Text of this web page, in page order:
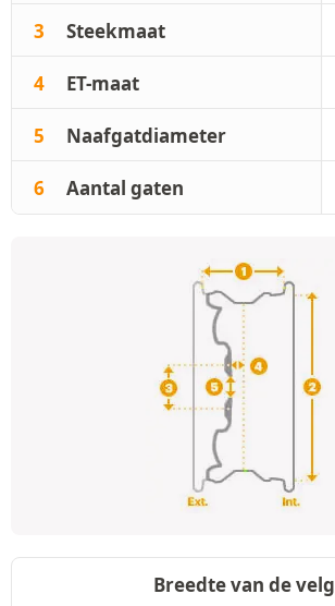
3 Steekmaat
4 ET-maat
5 Naafgatdiameter
6 Aantal gaten
Breedte van de velg